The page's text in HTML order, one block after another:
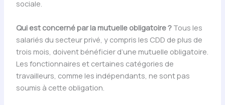
sociale.
Qui est concerné par la mutuelle obligatoire ?Tous les
salariés du secteur privé, y compris les CDD de plus de
trois mois, doivent bénéficier d’une mutuelle obligatoire.
Les fonctionnaires et certaines catégories de
travailleurs, comme les indépendants, ne sont pas
soumis à cette obligation.